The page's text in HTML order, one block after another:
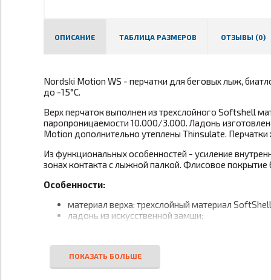
ОПИСАНИЕ ТАБЛИЦА РАЗМЕРОВ ОТЗЫВЫ (0)
Nordski Motion WS - перчатки для беговых лыж,
до -15°С.
Верх перчаток выполнен из трехслойного Softshell
паропроницаемости 10.000/3.000. Ладонь
Motion дополнительно утеплены Thinsulate.
Из функциональных особенностей - усиление
зонах контакта с лыжной палкой. Флисовое
Особенности:
материал верха: трехслойный материал
ладонь из искусственной замши;
защищают от ветра и влаги;
хорошие дышащие и влаговыводящие свойства;
усиления в области больших пальцев и внешнего